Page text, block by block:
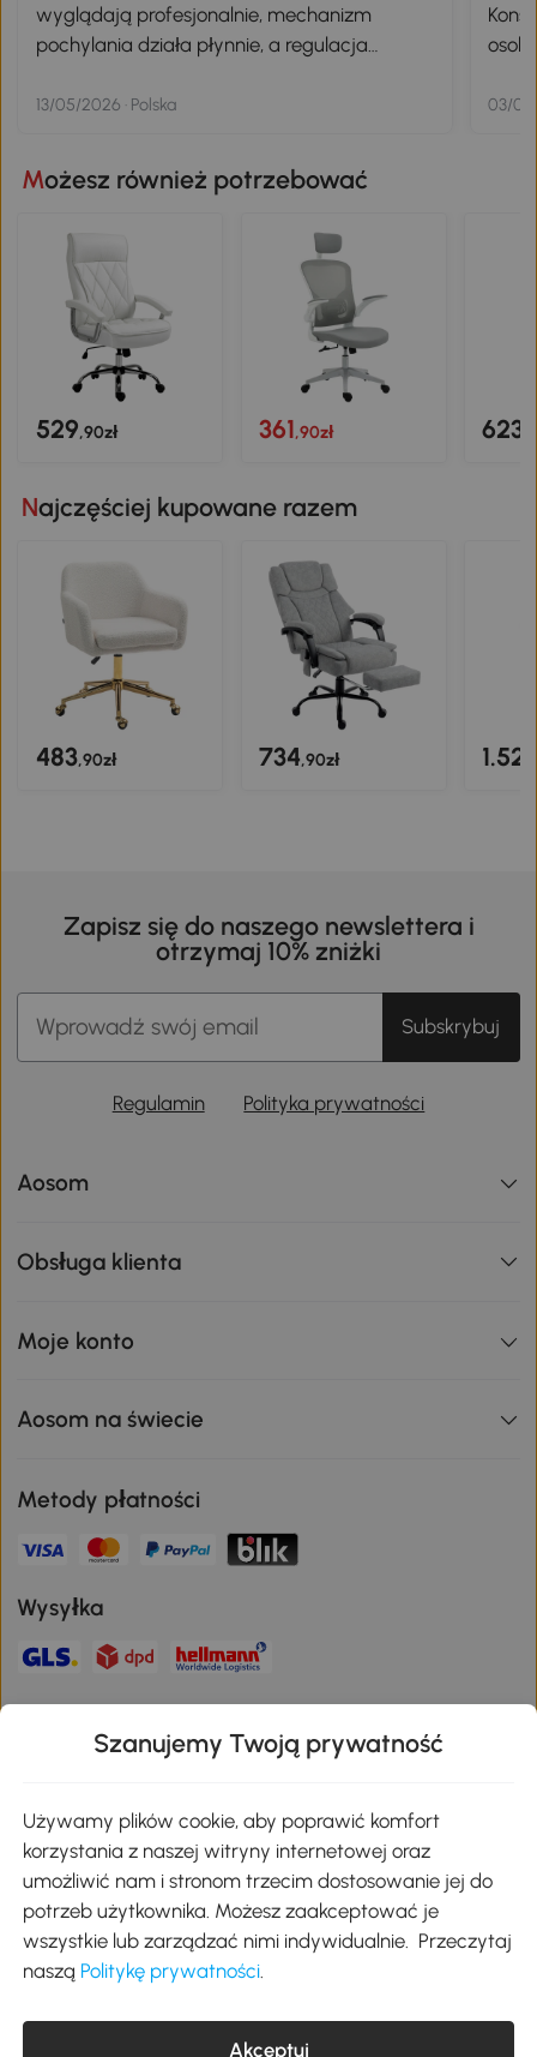
wyglądają profesjonalnie, mechanizm
pochylania działa płynnie, a regulacja
każdego. Jak na tę cenę, jakość jest
13/05/2026 · Polska 03/04/
Możesz również potrzebować
529,90zł 361,90zł 623
Najczęściej kupowane razem
483,90zł 734,90zł
Zapisz się do naszego newslettera i
otrzymaj 10% zniżki
Subskrybuj
Regulamin Polityka prywatności
Aosom
Obsługa klienta
Moje konto
Aosom na świecie
Metody płatności
Wysyłka
Pobierz aplikację Aosom
Google Play
kontakt@aosom.pl
MH Handel GmbH, Wendenstraße 309, 20537 Hamburg Pon.-piąt.:
Szanujemy Twoją prywatność
Używamy plików cookie, aby poprawić komfort
korzystania z naszej witryny internetowej oraz
umożliwić nam i stronom trzecim dostosowanie jej do
potrzeb użytkownika. Możesz zaakceptować je
wszystkie lub zarządzać nimi indywidualnie. Przeczytaj
naszą Politykę prywatności.
Akceptuj